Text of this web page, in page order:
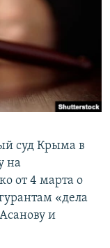
суд Крыма в
на
от 4 марта о
«дела
и